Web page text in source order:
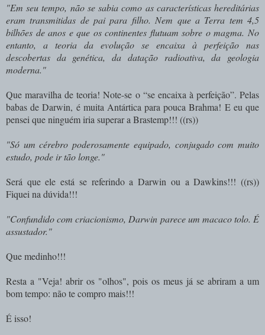
"Em seu tempo, não se sabia como as características hereditárias
eram transmitidas de pai para filho. Nem que a Terra tem 4,5
bilhões de anos e que os continentes flutuam sobre o magma. No
entanto, a teoria da evolução se encaixa à perfeição nas
descobertas da genética, da datação radioativa, da geologia
moderna."
Que maravilha de teoria! Note-se o “se encaixa à perfeição”. Pelas
babas de Darwin, é muita Antártica para pouca Brahma! E eu que
pensei que ninguém iria superar a Brastemp!!! ((rs))
"Só um cérebro poderosamente equipado, conjugado com muito
estudo, pode ir tão longe."
Será que ele está se referindo a Darwin ou a Dawkins!!! ((rs))
Fiquei na dúvida!!!
"Confundido com criacionismo, Darwin parece um macaco tolo. É
assustador."
Que medinho!!!
Resta a "Veja! abrir os "olhos", pois os meus já se abriram a um
bom tempo: não te compro mais!!!
É isso!